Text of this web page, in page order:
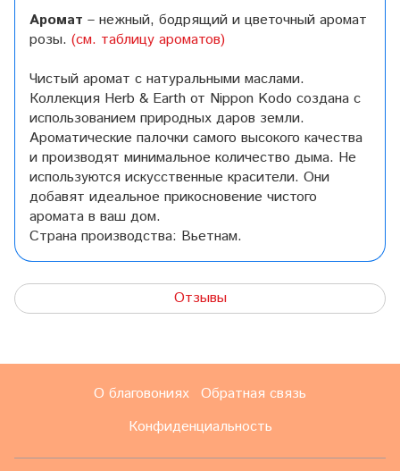
Аромат – нежный, бодрящий и цветочный аромат
розы. (см. таблицу ароматов)
Чистый аромат с натуральными маслами.
Коллекция Herb & Earth от Nippon Kodo создана с
использованием природных даров земли.
Ароматические палочки самого высокого качества
и производят минимальное количество дыма. Не
используются искусственные красители. Они
добавят идеальное прикосновение чистого
аромата в ваш дом.
Страна производства: Вьетнам.
Отзывы
О благовониях Обратная связь
Конфиденциальность